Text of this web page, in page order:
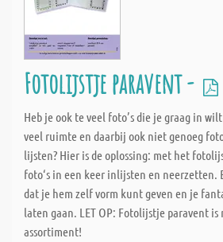
Fotolijstje paravent -
Heb je ook te veel foto’s die je graag in
veel ruimte en daarbij ook niet genoeg
lijsten? Hier is de oplossing: met het
foto‘s in een keer inlijsten en neerzetten.
dat je hem zelf vorm kunt geven en je
laten gaan. LET OP: Fotolijstje paravent
assortiment!